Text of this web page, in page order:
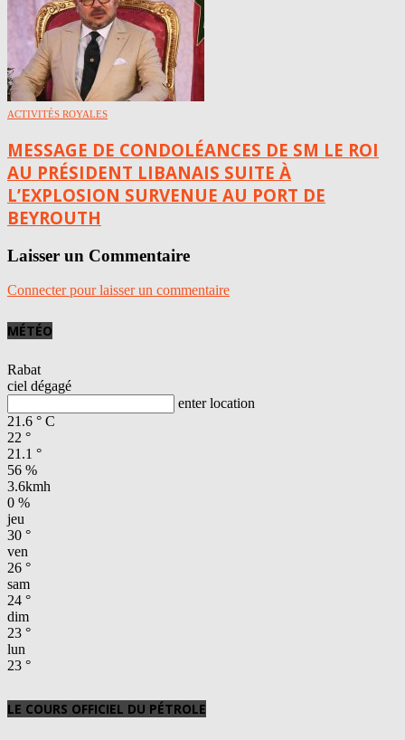
ACTIVITÉS ROYALES
MESSAGE DE CONDOLÉANCES DE SM LE ROI
AU PRÉSIDENT LIBANAIS SUITE À
L’EXPLOSION SURVENUE AU PORT DE
BEYROUTH
Laisser un Commentaire
Connecter pour laisser un commentaire
MÉTÉO
Rabat
ciel dégagé
enter location
21.6 ° C
22 °
21.1 °
56 %
3.6kmh
0 %
jeu
30 °
ven
26 °
sam
24 °
dim
23 °
lun
23 °
LE COURS OFFICIEL DU PÉTROLE